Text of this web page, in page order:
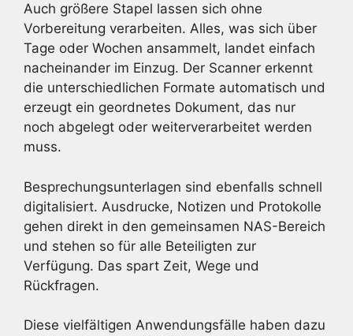
Auch größere Stapel lassen sich ohne
Vorbereitung verarbeiten. Alles, was sich über
Tage oder Wochen ansammelt, landet einfach
nacheinander im Einzug. Der Scanner erkennt
die unterschiedlichen Formate automatisch und
erzeugt ein geordnetes Dokument, das nur
noch abgelegt oder weiterverarbeitet werden
muss.
Besprechungsunterlagen sind ebenfalls schnell
digitalisiert. Ausdrucke, Notizen und Protokolle
gehen direkt in den gemeinsamen NAS-Bereich
und stehen so für alle Beteiligten zur
Verfügung. Das spart Zeit, Wege und
Rückfragen.
Diese vielfältigen Anwendungsfälle haben dazu